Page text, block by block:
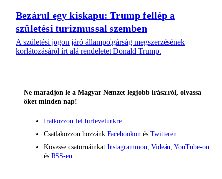
Bezárul egy kiskapu: Trump fellép a
születési turizmussal szemben
A születési jogon járó állampolgárság megszerzésének
korlátozásáról írt alá rendeletet Donald Trump.
Ne maradjon le a Magyar Nemzet legjobb írásairól, olvassa
őket minden nap!
Iratkozzon fel hírlevelünkre
Csatlakozzon hozzánk Facebookon és Twitteren
Kövesse csatornáinkat Instagrammon Videán YouTube-on
és RSS-en